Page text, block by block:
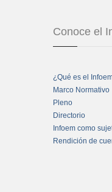
Conoce el
¿Qué es el
Marco Normativo
Pleno
Directorio
Infoem como
Rendición de